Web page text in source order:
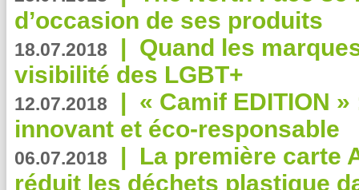
d’occasion de ses produits
18.07.2018 | Quand les
visibilité des LGBT+
12.07.2018 | « Camif EDITION
innovant et éco-responsable
06.07.2018 | La première carte
réduit les déchets plastique